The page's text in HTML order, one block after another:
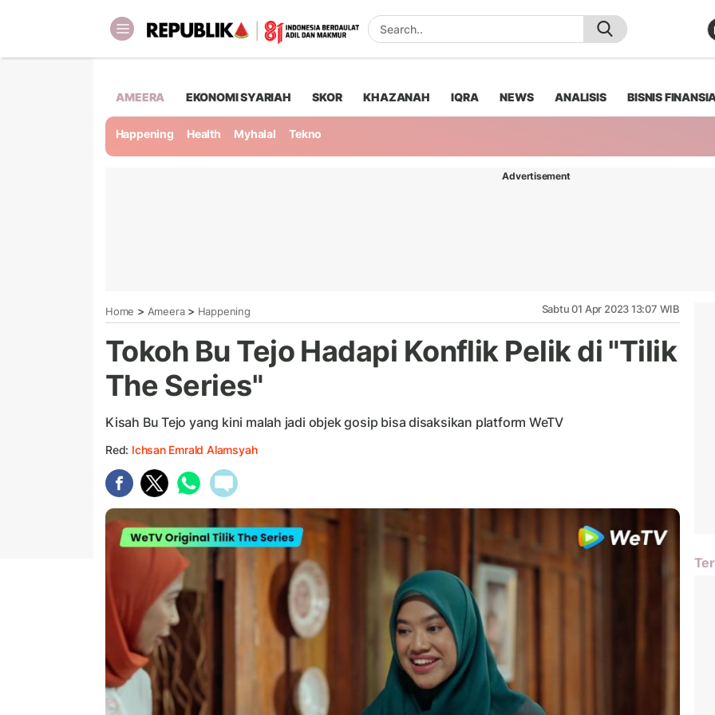
AMEERA EKONOMI SYARIAH SKOR KHAZANAH IQRA NEWS ANALISIS BISNIS
Happening Health Myhalal Tekno
Advertisement
Home > Ameera> Happening Sabtu 01 Apr 2023 13:07 WIB
Tokoh Bu Tejo Hadapi Konflik Pelik di "Tilik
The Series"
Kisah Bu Tejo yang kini malah jadi objek gosip bisa disaksikan platform WeTV
Red: Ichsan Emrald Alamsyah